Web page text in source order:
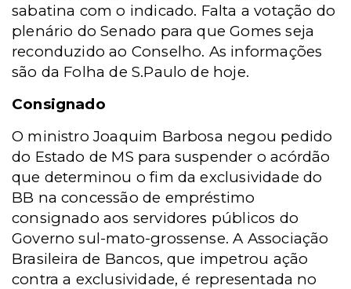
sabatina com o indicado. Falta a votação do
plenário do Senado para que Gomes seja
reconduzido ao Conselho. As informações
são da Folha de S.Paulo de hoje.
Consignado
O ministro Joaquim Barbosa negou pedido
do Estado de MS para suspender o acórdão
que determinou o fim da exclusividade do
BB na concessão de empréstimo
consignado aos servidores públicos do
Governo sul-mato-grossense. A Associação
Brasileira de Bancos, que impetrou ação
contra a exclusividade, é representada no